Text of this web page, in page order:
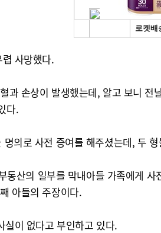
사망했다.
과 손상이 발생했는데, 알고 보니
다.
의로 사전 증여를 해주셨는데, 두
산의 일부를 막내아들 가족에게
아들의 주장이다.
실이 없다고 부인하고 있다.